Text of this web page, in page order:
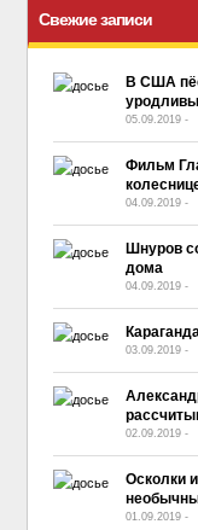
Свежие записи
В США
05.09.2019 -
Фильм
04.09.2019 -
Шнуров
дома
04.09.2019 -
03.09.2019 -
02.09.2019 -
Осколки
01.09.2019 -